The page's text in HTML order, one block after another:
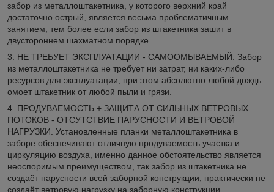
забор из металлоштакетника, у которого верхний край
достаточно острый, является весьма проблематичным
занятием, тем более если забор из штакетника зашит в
двустороннем шахматном порядке.
3. НЕ ТРЕБУЕТ ЭКСПЛУАТАЦИИ - САМООМЫВАЕМЫЙ. Забор
из металлоштакетника не требует ни затрат, ни каких-либо
ресурсов для эксплуатации, при этом абсолютно любой дождь
омоет штакетник от любой пыли и грязи.
4. ПРОДУВАЕМОСТЬ + ЗАЩИТА ОТ СИЛЬНЫХ ВЕТРОВЫХ
ПОТОКОВ - ОТСУТСТВИЕ ПАРУСНОСТИ И ВЕТРОВОЙ
НАГРУЗКИ. Установленные планки металлоштакетника в
заборе обеспечивают отличную продуваемость участка и
циркуляцию воздуха, именно данное обстоятельство является
неоспоримым преимуществом, так забор из штакетника не
создаёт парусности всей заборной конструкции, практически не
создаёт ветровую нагрузку на заборную конструкции.